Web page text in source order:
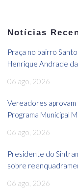
Notícias
Praça no bairro
Henrique Andrade da
06 ago, 2026
Vereadores
Programa Municipal
06 ago, 2026
Presidente do
sobre
06 ago, 2026